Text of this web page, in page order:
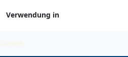
Verwendung in
2026-08-06